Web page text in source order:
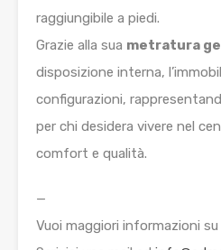
raggiungibile a piedi.
Grazie alla sua metratura
disposizione interna,
configurazioni,
per chi desidera vivere nel
comfort e qualità.
—
Vuoi maggiori informazioni